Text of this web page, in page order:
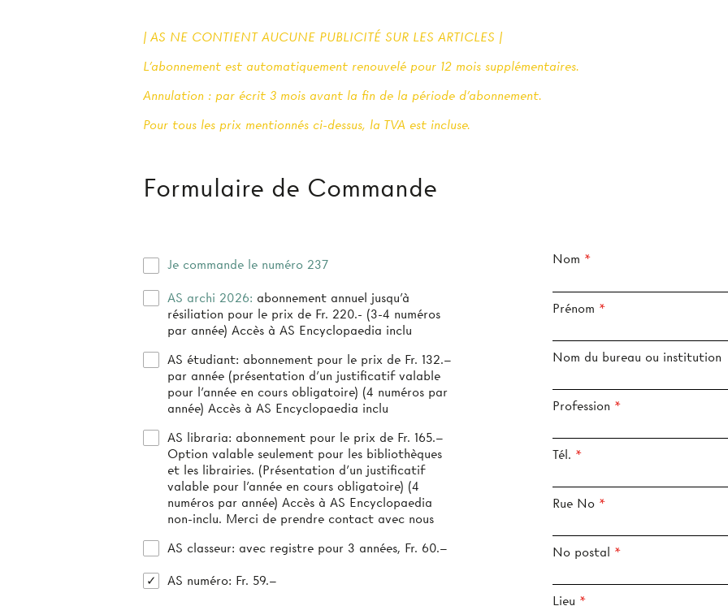
| AS NE CONTIENT AUCUNE PUBLICITÉ SUR LES ARTICLES |
L'abonnement est automatiquement renouvelé pour 12 mois supplémentaires.
Annulation : par écrit 3 mois avant la fin de la période d'abonnement.
Pour tous les prix mentionnés ci-dessus, la TVA est incluse.
Formulaire de Commande
Je commande le numéro 237
AS archi 2026: abonnement annuel jusqu’à
résiliation pour le prix de Fr. 220.- (3-4 numéros
par année) Accès à AS Encyclopaedia inclu
AS étudiant: abonnement pour le prix de Fr. 132.–
par année (présentation d’un justificatif valable
pour l’année en cours obligatoire) (4 numéros par
année) Accès à AS Encyclopaedia inclu
AS libraria: abonnement pour le prix de Fr. 165.–
Option valable seulement pour les bibliothèques
et les librairies. (Présentation d'un justificatif
valable pour l'année en cours obligatoire) (4
numéros par année) Accès à AS Encyclopaedia
non-inclu. Merci de prendre contact avec nous
AS classeur: avec registre pour 3 années, Fr. 60.–
AS numéro: Fr. 59.–
Nom
Prénom
Nom du bureau ou institution
Profession
Tél.
Rue No
No postal
Lieu